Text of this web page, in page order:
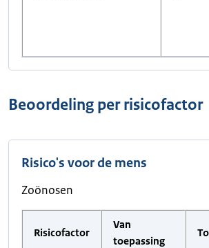
Beoordeling per risicofactor
Risico's voor de mens
Zoönosen
Risicofactor
Van
toepassing